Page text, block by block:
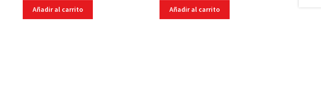
Añadir al carrito Añadir al carrito